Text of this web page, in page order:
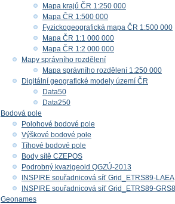
Mapa krajů ČR 1:250 000
Mapa ČR 1:500 000
Fyzickogeografická mapa ČR 1:500 000
Mapa ČR 1:1 000 000
Mapa ČR 1:2 000 000
Mapy správního rozdělení
Mapa správního rozdělení 1:250 000
Digitální geografické modely území ČR
Data50
Data250
Bodová pole
Polohové bodové pole
Výškové bodové pole
Tíhové bodové pole
Body sítě CZEPOS
Podrobný kvazigeoid QGZÚ-2013
INSPIRE souřadnicová síť Grid_ETRS89-LAEA
INSPIRE souřadnicová síť Grid_ETRS89-
Geonames